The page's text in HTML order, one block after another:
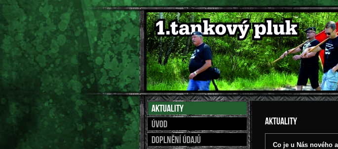
Aktuality
Co je u Nás nového
Aktuality
Úvod
Doplnění údajů